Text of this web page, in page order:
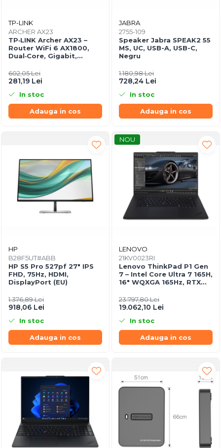
TP-LINK
ARCHER AX23
TP‑LINK Archer AX23 –
Router WiFi 6 AX1800,
Dual‑Core, Gigabit,
602,05 Lei
281,19 Lei
In stoc
Adauga in cos
JABRA
2755-109
Speaker Jabra SPEAK2 55
MS, UC, USB-A, USB-C,
Negru
1.180,98 Lei
728,24 Lei
In stoc
Adauga in cos
HP
B28F5UT#ABB
HP S5 Pro 527pf 27" IPS
FHD, 75Hz, HDMI,
DisplayPort (EU)
1.376,89 Lei
918,06 Lei
In stoc
Adauga in cos
NOU
LENOVO
21KV0023RI
Lenovo ThinkPad P1 Gen
7 – Intel Core Ultra 7 165H,
16" WQXGA 165Hz, RTX
Windows 11 Pro, 3Y
Premier
23.797,80 Lei
19.062,10 Lei
In stoc
Adauga in cos